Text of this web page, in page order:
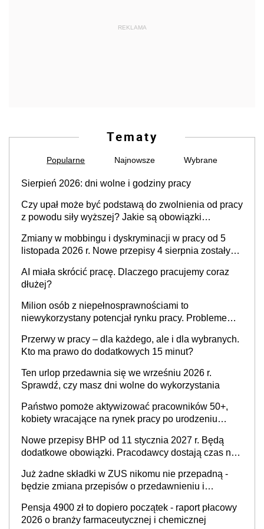
REKLAMA
Tematy
Popularne Najnowsze Wybrane
Sierpień 2026: dni wolne i godziny pracy
Czy upał może być podstawą do zwolnienia od pracy
z powodu siły wyższej? Jakie są obowiązki
Zmiany w mobbingu i dyskryminacji w pracy od 5
listopada 2026 r. Nowe przepisy 4 sierpnia zostały
AI miała skrócić pracę. Dlaczego pracujemy coraz
dłużej?
Milion osób z niepełnosprawnościami to
niewykorzystany potencjał rynku pracy. Problemem
refundacji, ale bariery po stronie systemu i
świadomości pracodawców [WYWIAD]
Przerwy w pracy – dla każdego, ale i dla wybranych.
Kto ma prawo do dodatkowych 15 minut?
Ten urlop przedawnia się we wrześniu 2026 r.
Sprawdź, czy masz dni wolne do wykorzystania
Państwo pomoże aktywizować pracowników 50+,
kobiety wracające na rynek pracy po urodzeniu
neuroatypowe. Powstanie Fundusz na rzecz
Inkluzywności w Zatrudnianiu?
Nowe przepisy BHP od 11 stycznia 2027 r. Będą
dodatkowe obowiązki. Pracodawcy dostają czas na
Już żadne składki w ZUS nikomu nie przepadną -
będzie zmiana przepisów o przedawnieniu i
Pensja 4900 zł to dopiero początek - raport płacowy
2026 o branży farmaceutycznej i chemicznej